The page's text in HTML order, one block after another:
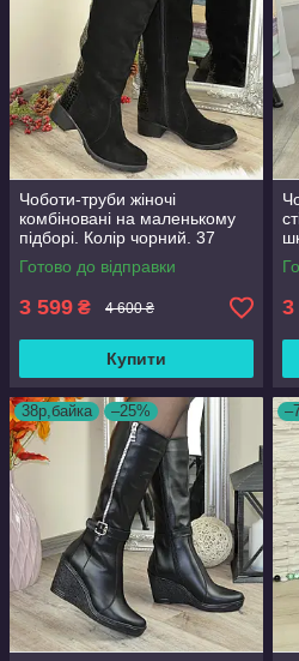
Чоботи-труби жіночі
комбіновані на маленькому
підборі. Колір чорний. 37
розмір
Готово до відправки
3 599 ₴ 4 600 ₴
Купити
3
38р,байка –25%